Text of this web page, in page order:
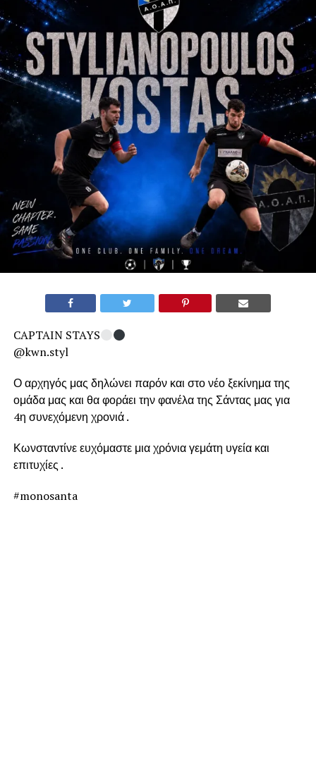
CAPTAIN STAYS
@kwn.styl
Ο αρχηγός μας δηλώνει παρόν και στο νέο ξεκίνημα της
ομάδα μας και θα φοράει την φανέλα της Σάντας μας για
4η συνεχόμενη χρονιά .
Κωνσταντίνε ευχόμαστε μια χρόνια γεμάτη υγεία και
επιτυχίες .
#monosanta